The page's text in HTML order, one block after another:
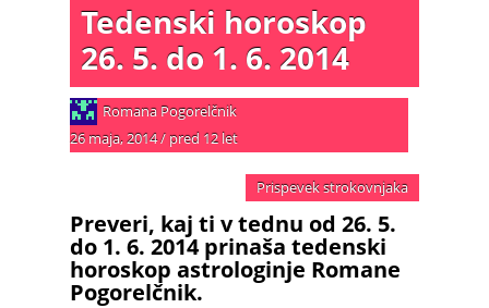
Tedenski horoskop
26. 5. do 1. 6. 2014
Romana Pogorelčnik
26 maja, 2014/ pred 12 let
Prispevek strokovnjaka
Preveri, kaj ti v tednu od 26. 5.
do 1. 6. 2014 prinaša tedenski
horoskop astrologinje Romane
Pogorelčnik.